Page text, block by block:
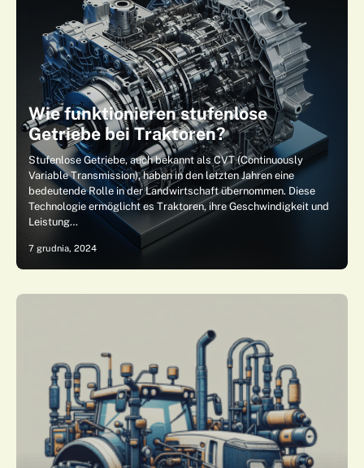
Wie funktionieren stufenlose
Getriebe bei Traktoren?
Stufenlose Getriebe, auch bekannt als CVT (Continuously
Variable Transmission), haben in den letzten Jahren eine
bedeutende Rolle in der Landwirtschaft übernommen. Diese
Technologie ermöglicht es Traktoren, ihre Geschwindigkeit und
Leistung…
7 grudnia, 2024